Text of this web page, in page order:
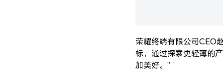
荣耀终端有限公司CEO
标，通过探索更轻薄的
加美好。”